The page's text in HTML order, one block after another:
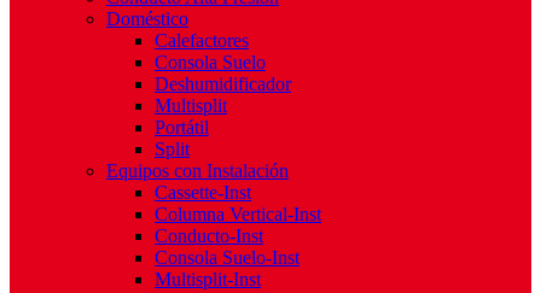
Doméstico
Calefactores
Consola Suelo
Deshumidificador
Multisplit
Portátil
Split
Equipos con Instalación
Cassette-Inst
Columna Vertical-Inst
Conducto-Inst
Consola Suelo-Inst
Multisplit-Inst